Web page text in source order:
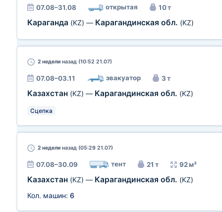
07.08–31.08 открытая 10 т
Караганда (KZ) — Карагандинская обл. (KZ)
2 недели назад (10:52 21.07)
07.08–03.11 эвакуатор 3 т
Казахстан (KZ) — Карагандинская обл. (KZ)
Сцепка
2 недели назад (05:29 21.07)
07.08–30.09 тент 21 т 92 м³
Казахстан (KZ) — Карагандинская обл. (KZ)
Кол. машин: 6